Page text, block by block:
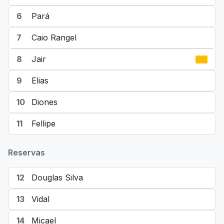
6 Pará
7 Caio Rangel
8 Jair
9 Elias
10 Diones
11 Fellipe
Reservas
12 Douglas Silva
13 Vidal
14 Micael